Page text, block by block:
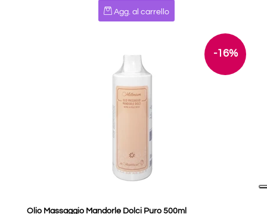
Quantità
Agg. al carrello
-16%
Olio Massaggio Mandorle Dolci Puro 500ml